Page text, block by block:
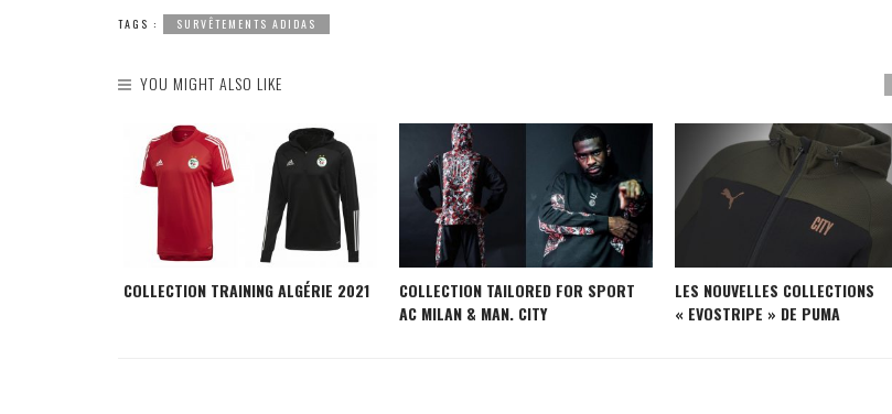
TAGS : SURVÊTEMENTS ADIDAS
YOU MIGHT ALSO LIKE
COLLECTION TRAINING ALGÉRIE 2021
COLLECTION TAILORED FOR SPORT
AC MILAN & MAN. CITY
LES NOUVELLES COLLECTIONS
« EVOSTRIPE » DE PUMA